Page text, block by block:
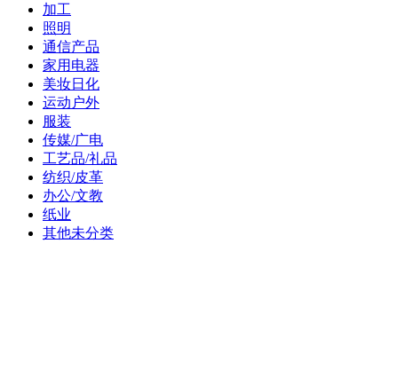
加工
照明
通信产品
家用电器
美妆日化
运动户外
服装
传媒/广电
工艺品/礼品
纺织/皮革
办公/文教
纸业
其他未分类